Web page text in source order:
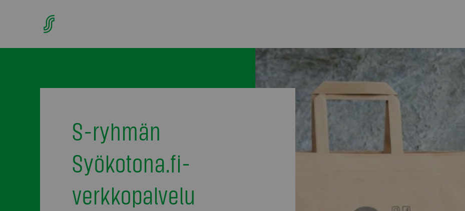
S-ryhmän
Syökotona.fi-
verkkopalvelu